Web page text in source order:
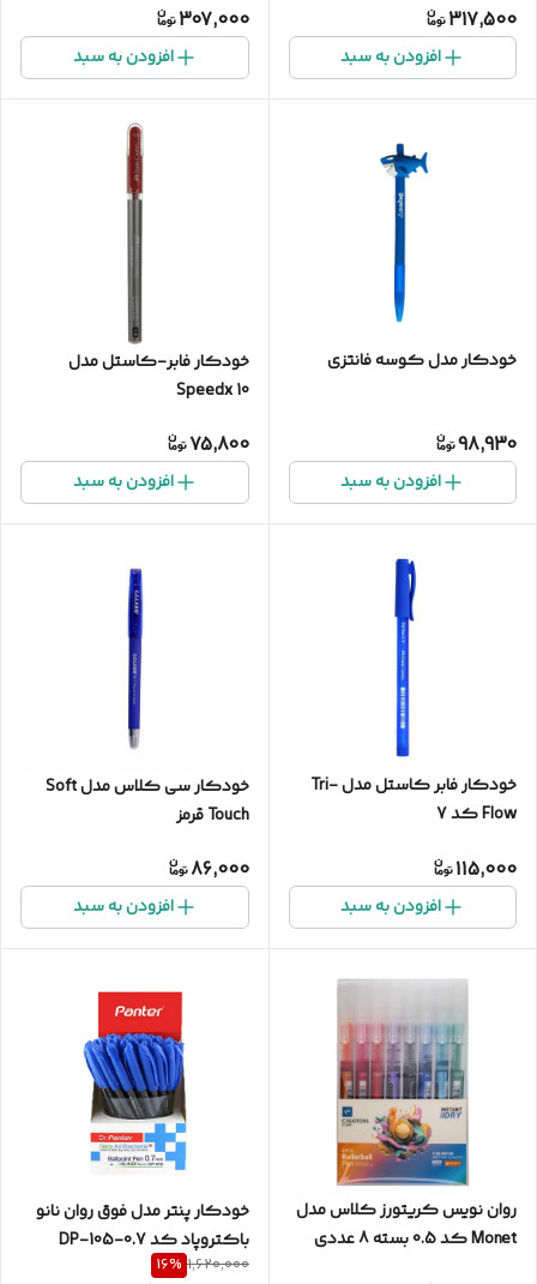
317,500
افزودن به سبد
307,000
افزودن به سبد
خودکار مدل کوسه فانتزی
98,930
افزودن به سبد
خودکار فابر-کاستل مدل
Speedx 10
75,800
افزودن به سبد
خودکار فابر کاستل مدل Tri-
Flow کد 7
115,000
افزودن به سبد
خودکار سی کلاس مدل Soft
Touch قرمز
86,000
افزودن به سبد
روان نویس کریتورز کلاس مدل
Monet کد 0.5 بسته 8 عددی
خودکار پنتر مدل فوق روان نانو
باکتروپاد کد 0.7-DP-105
بسته 50 عددی
1,620,000
16%